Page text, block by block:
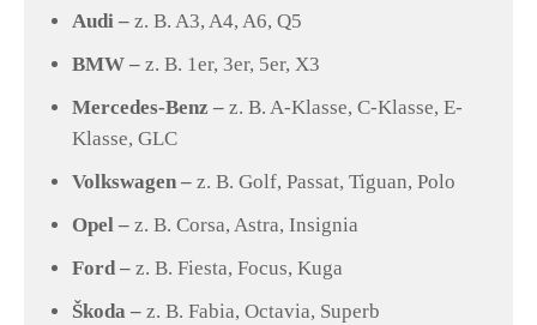
Audi – z. B. A3, A4, A6, Q5
BMW – z. B. 1er, 3er, 5er, X3
Mercedes-Benz – z. B. A-Klasse, C-Klasse, E-
Klasse, GLC
Volkswagen – z. B. Golf, Passat, Tiguan, Polo
Opel – z. B. Corsa, Astra, Insignia
Ford – z. B. Fiesta, Focus, Kuga
Škoda – z. B. Fabia, Octavia, Superb